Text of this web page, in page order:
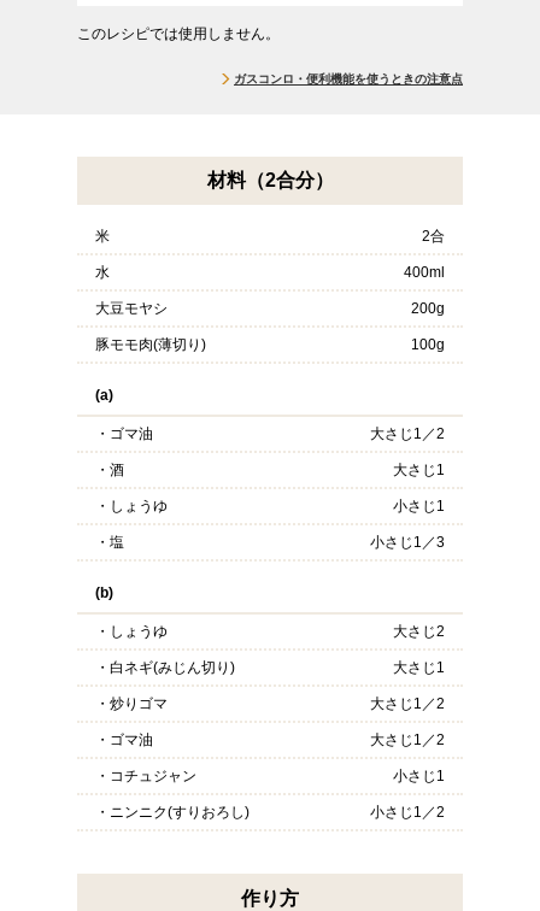
このレシピでは使用しません。
ガスコンロ・便利機能を使うときの注意点
材料（2合分）
米 2合
水 400ml
大豆モヤシ 200g
豚モモ肉(薄切り) 100g
(a)
・ゴマ油 大さじ1／2
・酒 大さじ1
・しょうゆ 小さじ1
・塩 小さじ1／3
(b)
・しょうゆ 大さじ2
・白ネギ(みじん切り) 大さじ1
・炒りゴマ 大さじ1／2
・ゴマ油 大さじ1／2
・コチュジャン 小さじ1
・ニンニク(すりおろし) 小さじ1／2
作り方